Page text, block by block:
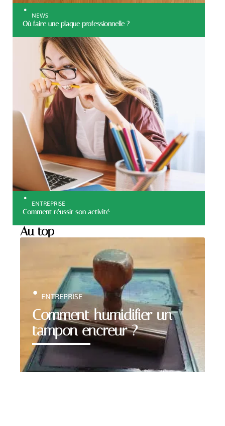
NEWS
Où faire une plaque professionnelle ?
ENTREPRISE
Comment réussir son activité
Au top
Comment humidifier un
tampon encreur ?
ENTREPRISE